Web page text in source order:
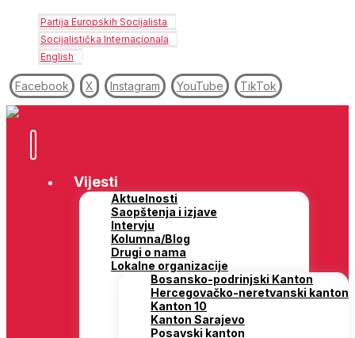
Partija Europskih Socijalista
Socijalistička Internacionala
English
Facebook X Instagram YouTube TikTok
Vijesti
Aktuelnosti
Saopštenja i izjave
Intervju
Kolumna/Blog
Drugi o nama
Lokalne organizacije
Bosansko-podrinjski Kanton
Hercegovačko-neretvanski kanton
Kanton 10
Kanton Sarajevo
Posavski kanton